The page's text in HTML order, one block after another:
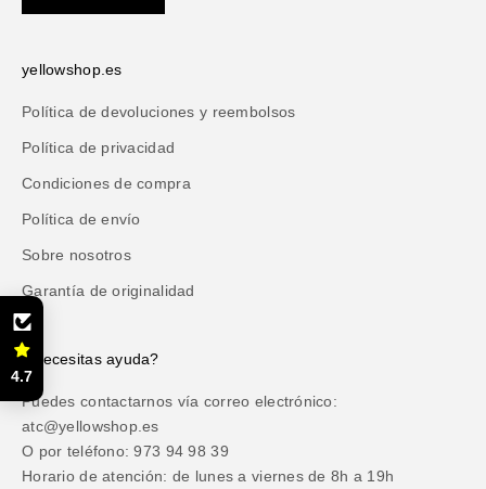
yellowshop.es
Política de devoluciones y reembolsos
Política de privacidad
Condiciones de compra
Política de envío
Sobre nosotros
Garantía de originalidad
¿Necesitas ayuda?
Puedes contactarnos vía correo electrónico:
atc@yellowshop.es
O por teléfono: 973 94 98 39
Horario de atención: de lunes a viernes de 8h a 19h
4.7